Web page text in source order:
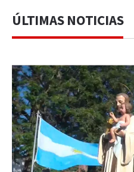
ÚLTIMAS NOTICIAS